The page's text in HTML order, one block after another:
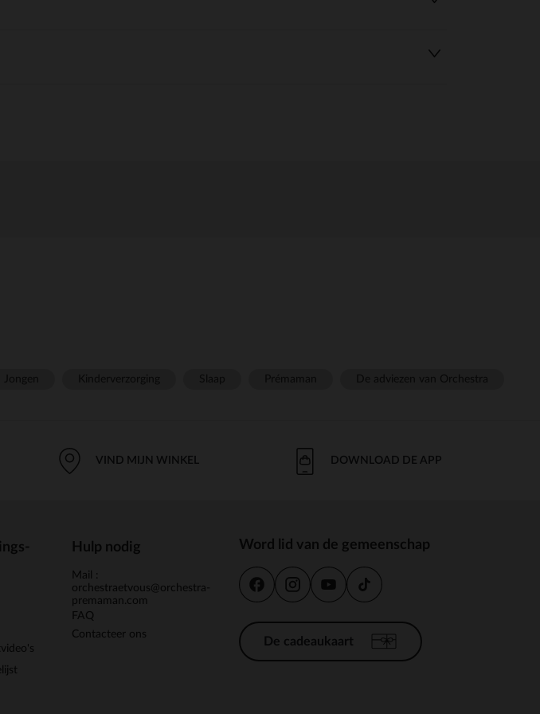
VIND MIJN WINKEL DOWNLOAD DE APP
Hulp nodig
Mail :
orchestraetvous@orchestra-
premaman.com
FAQ
Contacteer ons
Word lid van de gemeenschap
De cadeaukaart